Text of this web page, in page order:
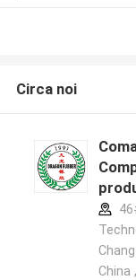
Circa noi
China